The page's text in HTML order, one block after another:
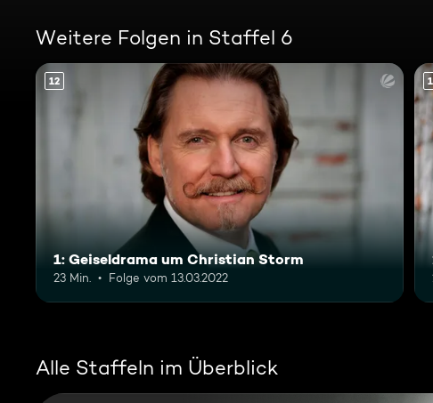
Weitere Folgen in Staffel 6
12
1: Geiseldrama um Christian Storm
23 Min. Folge vom 13.03.2022
Alle Staffeln im Überblick